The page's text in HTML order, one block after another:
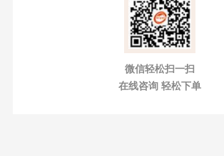
微信轻松扫一扫
在线咨询 轻松下单